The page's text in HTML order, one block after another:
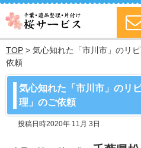
TOP > 気心知れた「市川市」のリ
依頼
気心知れた「市川市」のリ
理」のご依頼
投稿日時2020年 11月 3日